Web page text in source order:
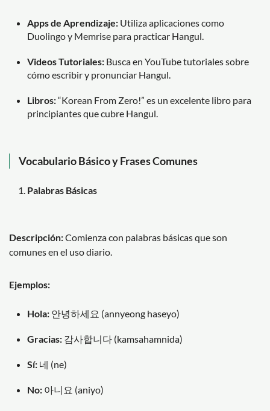
Apps de Aprendizaje: Utiliza aplicaciones como
Duolingo y Memrise para practicar Hangul.
Videos Tutoriales: Busca en YouTube tutoriales sobre
cómo escribir y pronunciar Hangul.
Libros:“Korean From Zero!” es un excelente libro para
principiantes que cubre Hangul.
Vocabulario Básico y Frases Comunes
Palabras Básicas
Descripción:Comienza con palabras básicas que son
comunes en el uso diario.
Ejemplos:
Hola: 안녕하세요 (annyeong haseyo)
Gracias: 감사합니다 (kamsahamnida)
Sí: 네 (ne)
No: 아니요 (aniyo)